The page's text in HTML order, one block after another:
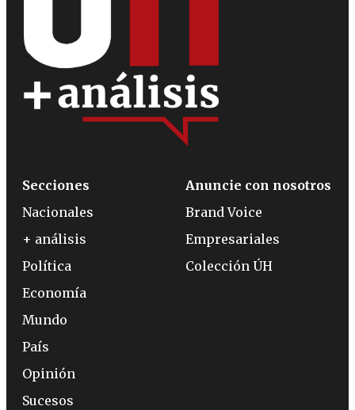
Secciones
Nacionales
+ análisis
Política
Economía
Mundo
País
Opinión
Sucesos
Anuncie con nosotros
Brand Voice
Empresariales
Colección ÚH